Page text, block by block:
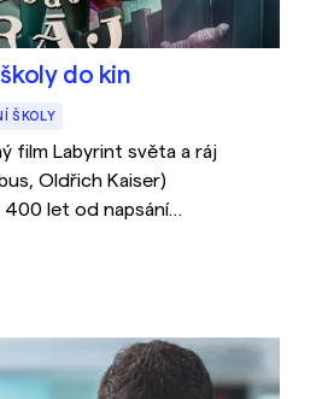
do kin
ŠKOLY
film Labyrint světa a ráj
Oldřich Kaiser)
400 let od napsání
k návštěvě kina a využití